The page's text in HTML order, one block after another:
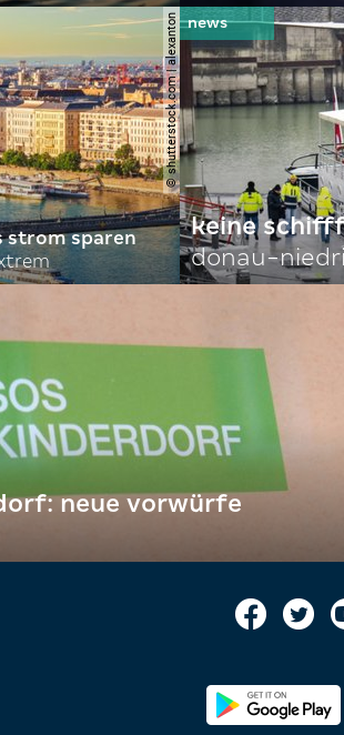
© shutterstock.com | alexanton
strom sparen
keine
donau-
neue vorwürfe